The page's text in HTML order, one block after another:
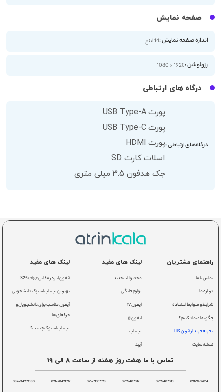
صفحه نمایش
اندازه صفحه نمایش :14 اینچ
رزولوشن :1920 × 1080
درگاه های ارتباطی
درگاه‌های ارتباطی :
پورت USB Type-A
پورت USB Type-C
پورت HDMI
اسلات کارت SD
جک هدفون 3.5 میلی متری
راهنمای مشتریان
تماس با ما
درباره ما
شرایط و ضوابط استفاده
چگونه اعتماد کنیم؟
تجربه خرید از آترین کالا
نقشه سایت
لینک های مفید
محصولات جدید
لوازم خانگی
ایفون ۱۷
ایفون ۱۶
لپ تاپ
آیپد
لینک های مفید
آیفون ایر در مقابل S25 edge
بهترین لپ تاپ استوک دانشجویی
آیفون مناسب برای دانشجویان و
حرفه‌ای‌ها
لپ تاپ استوک چیست؟
تماس با ما هفت روز هفته از ساعت 8 الی 19
09129407014
09129407013
09129407012
021-71057528
021-28421592
087-34259380